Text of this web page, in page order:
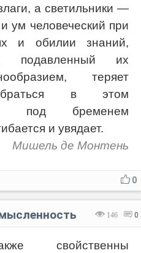
а светильники —
ум человеческий при
и обилии знаний,
подавленный их
теряет
в этом
и под бременем
и увядает.
Мишель де Монтень
0
146 0
свойственны